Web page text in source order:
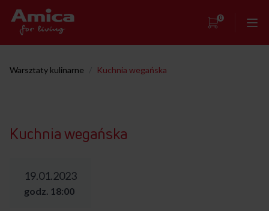
0
Strona główna
Przepisy
Warsztaty kulinarne Kuchnia wegańska
Kuchnia wegańska
19.01.2023
godz. 18:00